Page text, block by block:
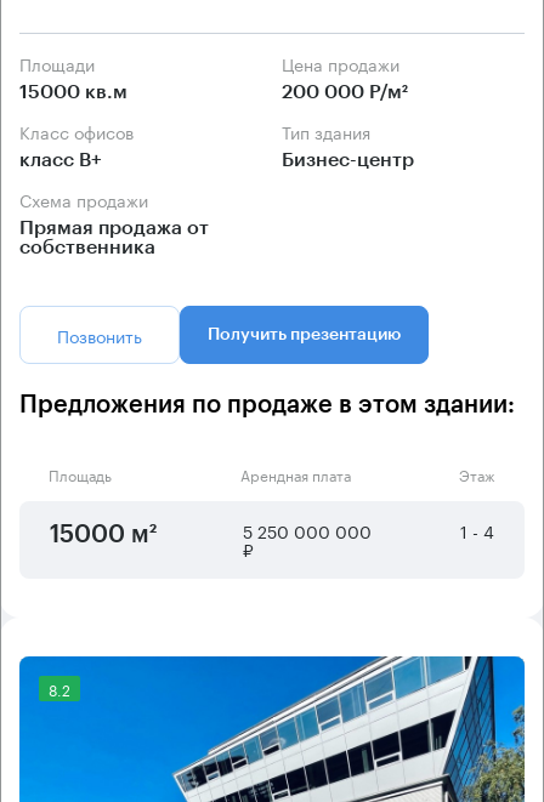
Площади
15000 кв.м
Цена продажи
200 000 Р/м²
Класс офисов
класс B+
Тип здания
Бизнес-центр
Схема продажи
Прямая продажа от
собственника
Позвонить Получить презентацию
Предложения по продаже в этом здании:
Площадь Арендная плата Этаж
15000 м² 5 250 000 000
₽
1 - 4
8.2